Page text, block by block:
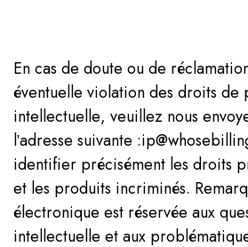
En cas de doute ou de
éventuelle violation des droits de
intellectuelle, veuillez nous
l'adresse suivante
identifier précisément les droits
et les produits incriminés.
électronique est réservée aux
intellectuelle et aux